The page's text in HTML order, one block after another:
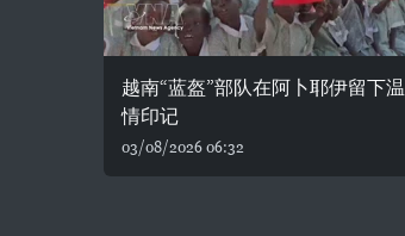
越南“蓝盔”部队在阿卜耶伊留下温
情印记
03/08/2026 06:32